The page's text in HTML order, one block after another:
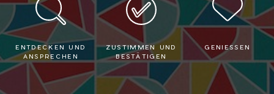
ENTDECKEN UND
ANSPRECHEN
ZUSTIMMEN UND
BESTÄTIGEN
GENIESSEN